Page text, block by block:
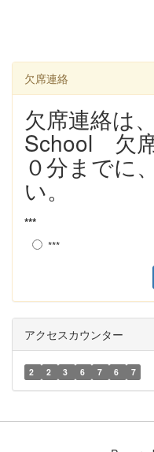
欠席連絡
欠席連絡は
School 欠
０分までに
い。
***
***
アクセスカウンター
2 2 3 6 7 6 7